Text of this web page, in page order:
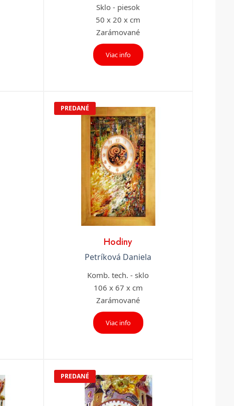
Sklo - piesok
50 x 20 x cm
Zarámované
Viac info
PREDANÉ
Hodiny
Petríková Daniela
Komb. tech. - sklo
106 x 67 x cm
Zarámované
Viac info
PREDANÉ